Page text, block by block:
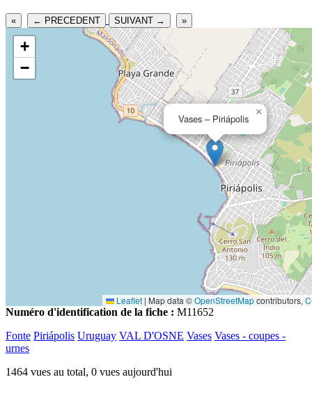
« ← PRECEDENT SUIVANT → »
Vases – Piriápolis
×
+
−
Leaflet | Map data ©OpenStreetMapcontributors,
Numéro d'identification de la fiche : M11652
Fonte Piriápolis Uruguay VAL D'OSNE Vases Vases - coupes -
urnes
1464 vues au total, 0 vues aujourd'hui